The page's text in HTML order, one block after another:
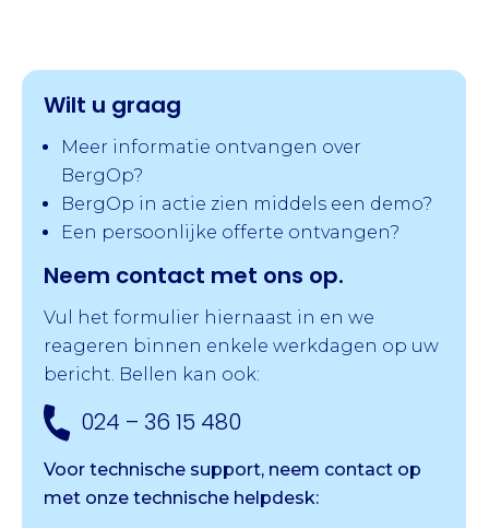
Wilt u graag
Meer informatie ontvangen over
BergOp?
BergOp in actie zien middels een demo?
Een persoonlijke offerte ontvangen?
Neem contact met ons op.
Vul het formulier hiernaast in en we
reageren binnen enkele werkdagen op uw
bericht. Bellen kan ook:
024 – 36 15 480
Voor technische support, neem contact op
met onze technische helpdesk: